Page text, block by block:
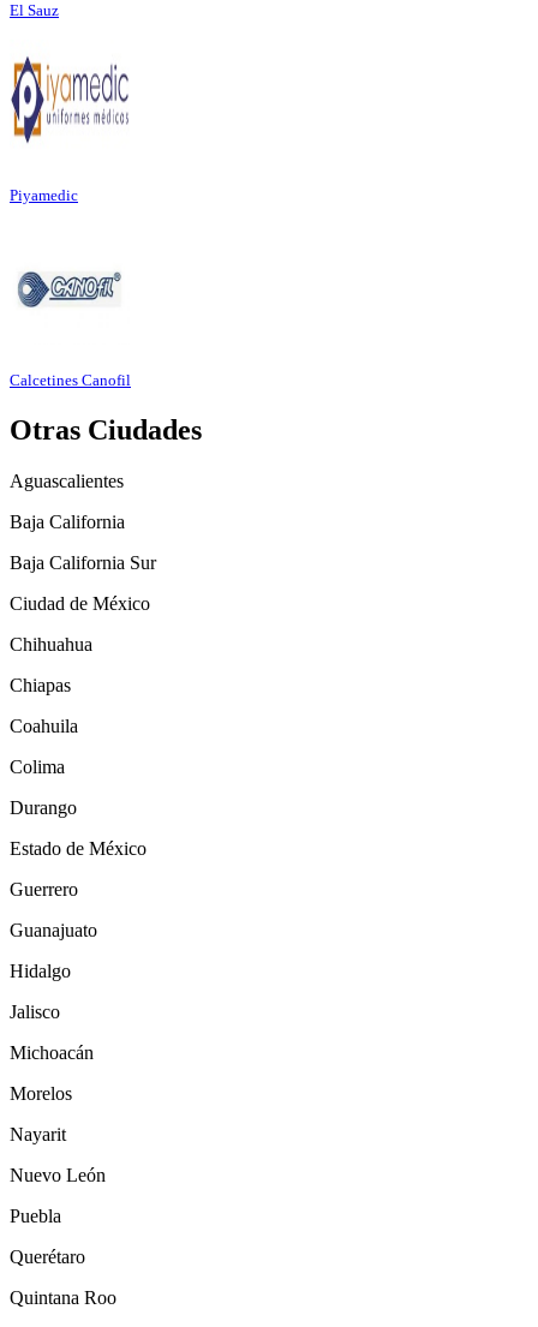
El Sauz
Piyamedic
Calcetines Canofil
Otras Ciudades
Aguascalientes
Baja California
Baja California Sur
Ciudad de México
Chihuahua
Chiapas
Coahuila
Colima
Durango
Estado de México
Guerrero
Guanajuato
Hidalgo
Jalisco
Michoacán
Morelos
Nayarit
Nuevo León
Puebla
Querétaro
Quintana Roo